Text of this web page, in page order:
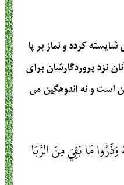
كرده و نماز بر پا
نزد پروردگارشان براى
است و نه اندوهگين مى
وَذَرُوا مَا بَقِيَ مِنَ الرِّبَا